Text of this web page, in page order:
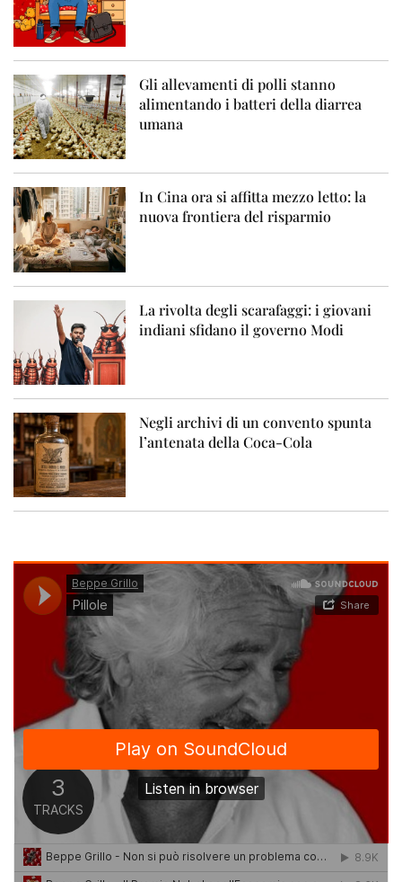
Gli allevamenti di polli stanno
alimentando i batteri della diarrea
umana
In Cina ora si affitta mezzo letto: la
nuova frontiera del risparmio
La rivolta degli scarafaggi: i giovani
indiani sfidano il governo Modi
Negli archivi di un convento spunta
l’antenata della Coca-Cola